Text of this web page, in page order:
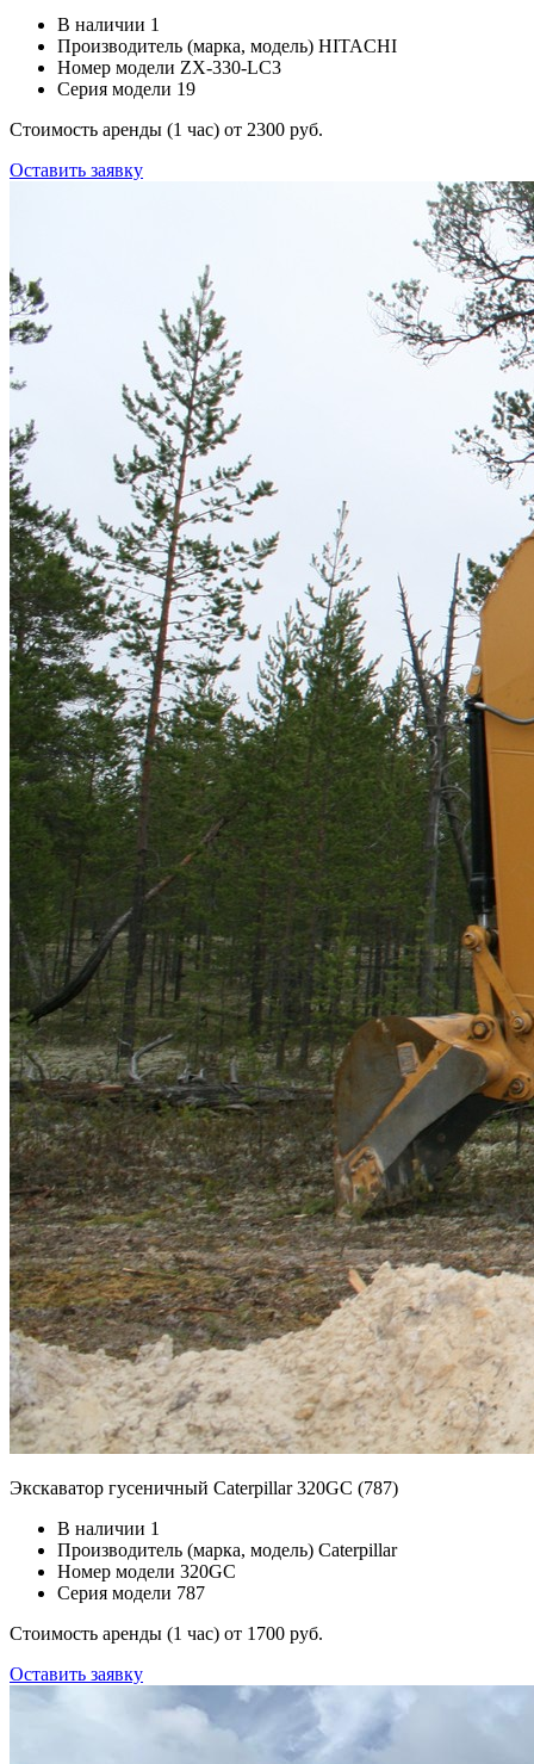
В наличии 1
Производитель (марка, модель) HITACHI
Номер модели ZX-330-LC3
Серия модели 19
Стоимость аренды (1 час) от 2300 руб.
Оставить заявку
Экскаватор гусеничный Caterpillar 320GC (787)
В наличии 1
Производитель (марка, модель) Caterpillar
Номер модели 320GC
Серия модели 787
Стоимость аренды (1 час) от 1700 руб.
Оставить заявку